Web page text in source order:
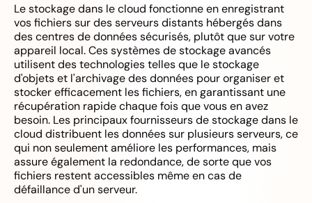
Le stockage dans le cloud fonctionne en enregistrant
vos fichiers sur des serveurs distants hébergés dans
des centres de données sécurisés, plutôt que sur votre
appareil local. Ces systèmes de stockage avancés
utilisent des technologies telles que le stockage
d'objets et l'archivage des données pour organiser et
stocker efficacement les fichiers, en garantissant une
récupération rapide chaque fois que vous en avez
besoin. Les principaux fournisseurs de stockage dans le
cloud distribuent les données sur plusieurs serveurs, ce
qui non seulement améliore les performances, mais
assure également la redondance, de sorte que vos
fichiers restent accessibles même en cas de
défaillance d'un serveur.